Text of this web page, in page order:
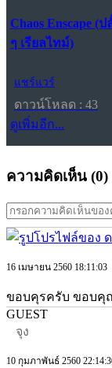
Chaos Enscape
ๆ เรียลไทม์)
แชร์แวร์
ดาวน์โหลด : 43
ดูเพิ่มอีก...
ความคิดเห็น (0)
16 เมษายน 2560 18:11:03
ขอบคุรครับ ขอบคุ
GUEST
จุง
10 กุมภาพันธ์ 2560